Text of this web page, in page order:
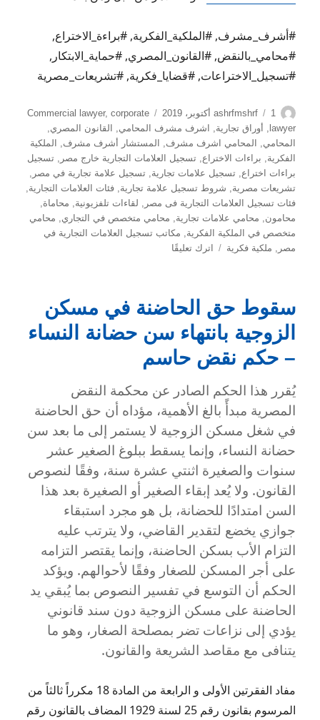
#أشرف_مشرف, #الملكية_الفكرية, #براءة_الاختراع,
#محامي_بالنقض, #القانون_المصري, #حماية_الابتكار,
#تسجيل_الاختراعات, #قضايا_فكرية, #تشريعات_مصرية
الكاتبashrfmshrf
نُشرت
في
1 أكتوبر، 2019 التصنيفات Commercial lawyer, corporate
lawyer
أوراق تجارية اشرف مشرف المحامي القانون المصري
المحامي
المحامي اشرف مشرف المستشار أشرف مشرف
الملكية
الفكرية
براءات الاختراع ,تسجيل العلامات التجارية خارج مصر ,تسجيل
براءات اختراع ,تسجيل علامات تجارية ,تسجيل علامة تجارية في مصر
تشريعات مصرية
شروط تسجيل علامة تجارية ,فئات العلامات التجارية
فئات تسجيل العلامات التجارية فى مصر
لقاءات تلفزيونية محاماة
محامون
محامي علامات تجارية محامي متخصص في التجاري
محامي
متخصص في الملكية الفكرية
مكاتب تسجيل العلامات التجارية في
مصر
ملكية فكرية اترك تعليقًا
الملكية
في
–
مع
المستشار
أشرف
المحامي
بالنقض
سقوط حق الحاضنة في مسكن
الزوجية بانتهاء سن حضانة النساء
– حكم نقض حاسم
يُقرر هذا الحكم الصادر عن محكمة النقض
المصرية مبدأً بالغ الأهمية، مؤداه أن حق الحاضنة
في شغل مسكن الزوجية لا يستمر إلى ما بعد سن
حضانة النساء، وإنما يسقط ببلوغ الصغير عشر
سنوات والصغيرة اثنتي عشرة سنة، وفقًا لنصوص
القانون. ولا يُعد إبقاء الصغير أو الصغيرة بعد هذا
السن امتدادًا للحضانة، بل هو مجرد استبقاء
جوازي يخضع لتقدير القاضي، ولا يترتب عليه
التزام الأب بسكن الحاضنة، وإنما يقتصر التزامه
على أجر المسكن للصغار وفقًا لأحوالهم. ويؤكد
الحكم أن التوسع في تفسير النصوص بما يُبقي يد
الحاضنة على مسكن الزوجية دون سند قانوني
يؤدي إلى نزاعات تضر بمصلحة الصغار، وهو ما
يتنافى مع مقاصد الشريعة والقانون.
مفاد الفقرتين الأولى و الرابعة من المادة 18 مكرراً ثالثاً من
المرسوم بقانون رقم 25 لسنة 1929 المضاف بالقانون رقم